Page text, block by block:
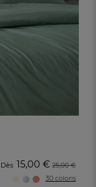
Dès 15,00 € 25,00 €
30 coloris